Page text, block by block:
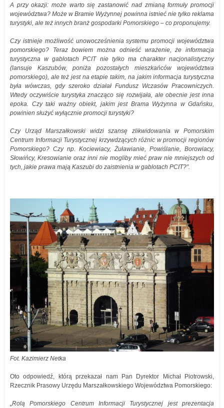
A przy okazji: może warto się zastanowić nad zmianą formuły promocji
województwa? Może w Bramie Wyżynnej powinna istnieć nie tylko reklama
turystyki, ale też innych branż gospodarki Pomorskiego – co proponujemy.
Czy istnieje możliwość unowocześnienia systemu promocji województwa
pomorskiego? Teraz bowiem można odnieść wrażenie, że informacja
turystyczna w gablotach PCIT nie tylko ma charakter nacjonalistyczny
(lansuje Kaszubów, poniża pozostałych mieszkańców województwa
pomorskiego), ale też jest na etapie takim, na jakim informacja turystyczna
była wówczas, gdy szeroko działał Fundusz Wczasów Pracowniczych.
Wtedy oczywiście turystyka znacząco się rozwijała, ale obecnie jest inna
epoka. Czy taki ważny obiekt, jakim jest Brama Wyżynna w Gdańsku,
powinien służyć wyłącznie promocji turystyki?
Czy Urząd Marszałkowski widzi szansę zlikwidowania w Pomorskim
Centrum Informacji Turystycznej krzywdzących różnic w promocji regionów
Pomorskiego? Czy np. Kociewiacy, Żuławianie, Powiślanie, Borowiacy,
Słowińcy, Kresowianie oraz inni nie mogliby mieć praw nie mniejszych od
tych, jakie prawa mają Kaszubi do zaistnienia w gablotach PCIT?”.
Fot. Kazimierz Netka
Oto odpowiedź, którą przekazał nam Pan Dyrektor Michał Piotrowski,
Rzecznik Prasowy Urzędu Marszałkowskiego Województwa Pomorskiego:
„Rolą Pomorskiego Centrum Informacji Turystycznej jest prezentacja